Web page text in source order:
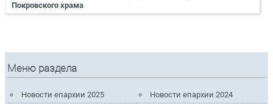
Покровского храма
Меню раздела
Новости епархии 2025
Новости епархии 2024